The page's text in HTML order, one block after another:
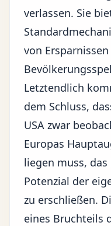
verlassen. Sie
von
Letztendlich
dem Schluss,
USA zwar
Europas
liegen muss,
Potenzial der
zu erschließen.
eines Bruchteils